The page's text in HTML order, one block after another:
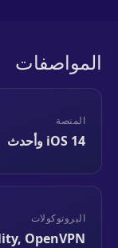
المواصفات
المنصة
iOS 14 وأحدث
البروتوكولات
OpenVPN